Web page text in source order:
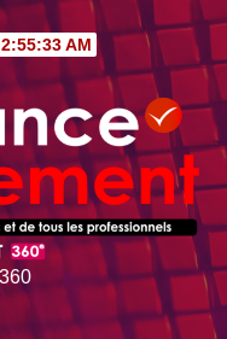
2:55:34 AM